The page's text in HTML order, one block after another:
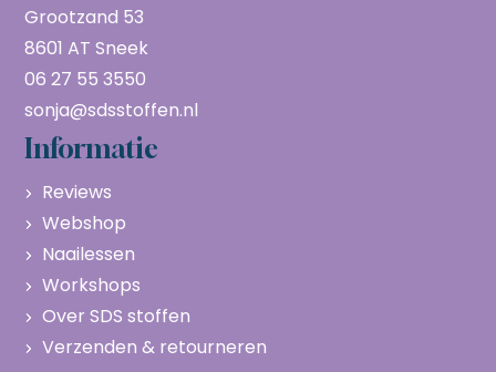
Grootzand 53
8601 AT Sneek
06 27 55 3550
sonja@sdsstoffen.nl
Informatie
Reviews
Webshop
Naailessen
Workshops
Over SDS stoffen
Verzenden & retourneren